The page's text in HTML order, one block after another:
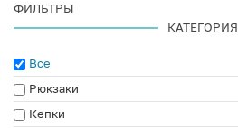
ФИЛЬТРЫ
КАТЕГОРИЯ
Все
Рюкзаки
Кепки